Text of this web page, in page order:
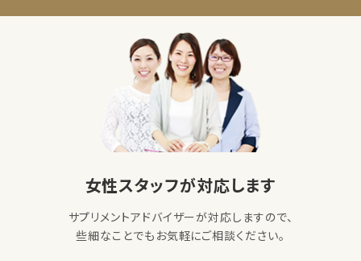
女性スタッフが対応します
サプリメントアドバイザーが対応しますので、
些細なことでもお気軽にご相談ください。